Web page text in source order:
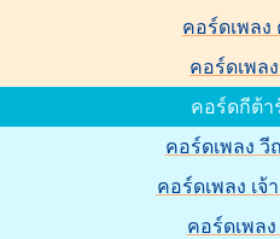
คอร์ดเพลง
คอร์ดเพล
คอร์ดกีต้า
คอร์ดเพลง วี
คอร์ดเพลง เจ้
คอร์ดเพล